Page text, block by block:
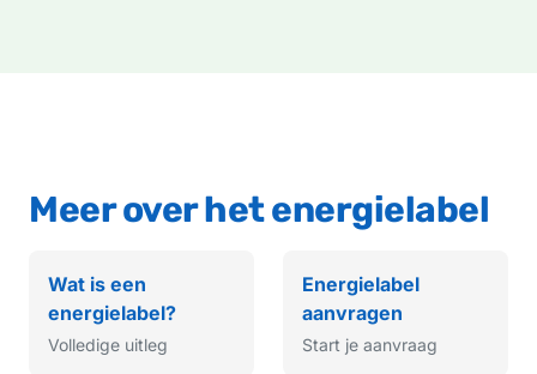
Meer over het energielabel
Wat is een
energielabel?
Volledige uitleg
Energielabel
aanvragen
Start je aanvraag